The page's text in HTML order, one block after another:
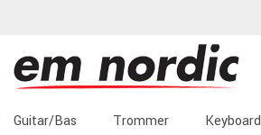
Guitar/Bas Trommer Keyboard